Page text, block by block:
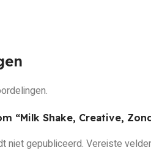
“Milk Shake, Creative,
niet gepubliceerd. Vereiste